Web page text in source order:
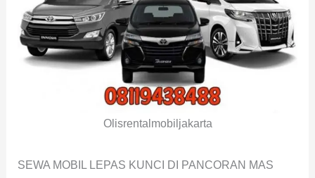
Olisrentalmobiljakarta
SEWA MOBIL LEPAS KUNCI DI PANCORAN MAS